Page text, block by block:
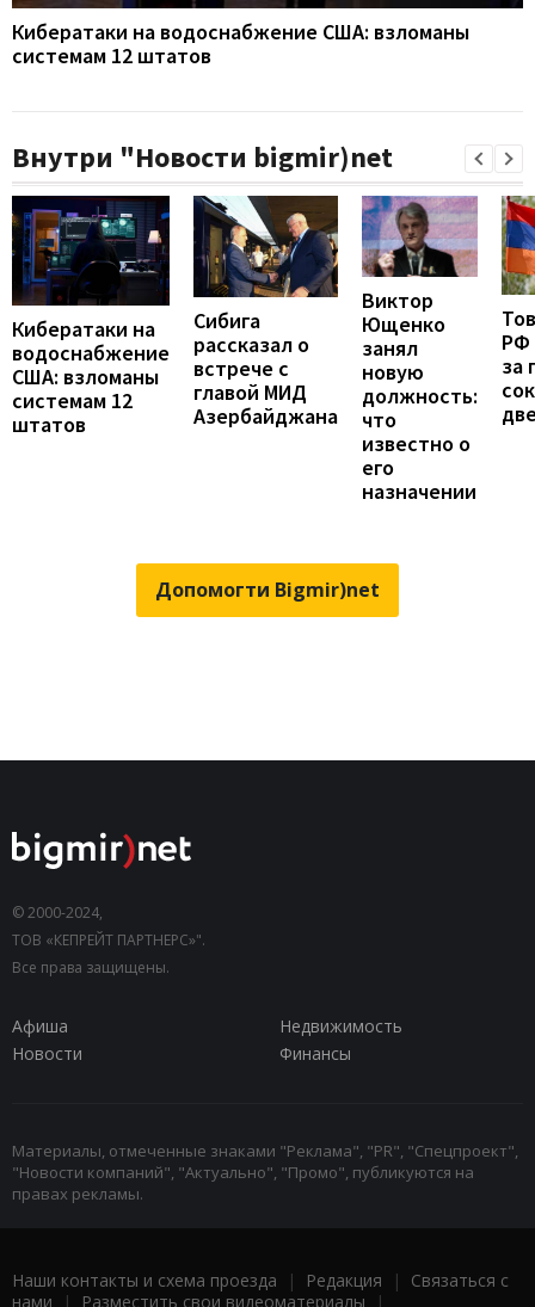
Кибератаки на водоснабжение США: взломаны
системам 12 штатов
Внутри "Новости bigmir)net
Кибератаки на
водоснабжение
США: взломаны
системам 12
штатов
Сибига
рассказал о
встрече с
главой МИД
Азербайджана
Виктор
Ющенко
занял
новую
должность:
что
известно о
его
назначении
РФ
за
Допомогти Bigmir)net
© 2000-2024,
ТОВ «КЕПРЕЙТ ПАРТНЕРС»".
Все права защищены.
Афиша
Недвижимость
Новости
Финансы
Материалы, отмеченные знаками "Реклама", "PR", "Спецпроект",
"Новости компаний", "Актуально", "Промо", публикуются на
правах рекламы.
Наши контакты и схема проезда | Редакция | Связаться с
нами | Разместить свои видеоматериалы |